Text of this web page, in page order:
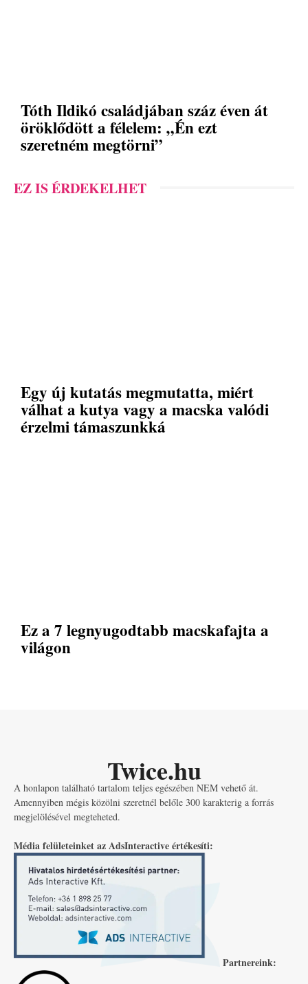
Tóth Ildikó családjában száz éven át
öröklődött a félelem: „Én ezt
szeretném megtörni”
EZ IS ÉRDEKELHET
Egy új kutatás megmutatta, miért
válhat a kutya vagy a macska valódi
érzelmi támaszunkká
Ez a 7 legnyugodtabb macskafajta a
világon
Twice.hu
A honlapon található tartalom teljes egészében NEM vehető át.
Amennyiben mégis közölni szeretnél belőle 300 karakterig a forrás
megjelölésével megteheted.
Média felületeinket az AdsInteractive értékesíti:
Partnereink: